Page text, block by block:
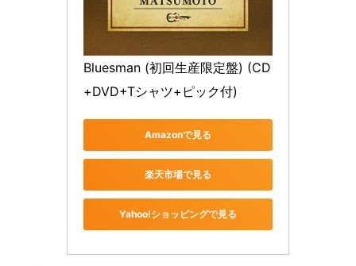
Bluesman (初回生産限定盤) (CD
+DVD+Tシャツ+ピック付)
Amazonで見る
楽天市場で見る
Yahoo!ショッピングで見る